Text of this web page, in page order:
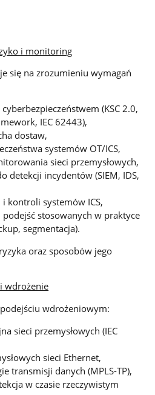
i monitoring
się na zrozumieniu wymagań
(KSC 2.0,
IEC 62443),
dostaw,
systemów OT/ICS,
sieci przemysłowych,
detekcji incydentów (SIEM, IDS,
kontroli systemów ICS,
stosowanych w praktyce
segmentacja).
oraz sposobów jego
wdrożenie
wdrożeniowym:
sieci przemysłowych (IEC
sieci Ethernet,
transmisji danych (MPLS-TP),
w czasie rzeczywistym